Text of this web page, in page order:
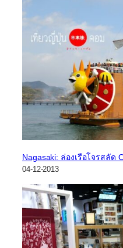
Nagasaki: ล่องเรือโจรสลัด
04-12-2013